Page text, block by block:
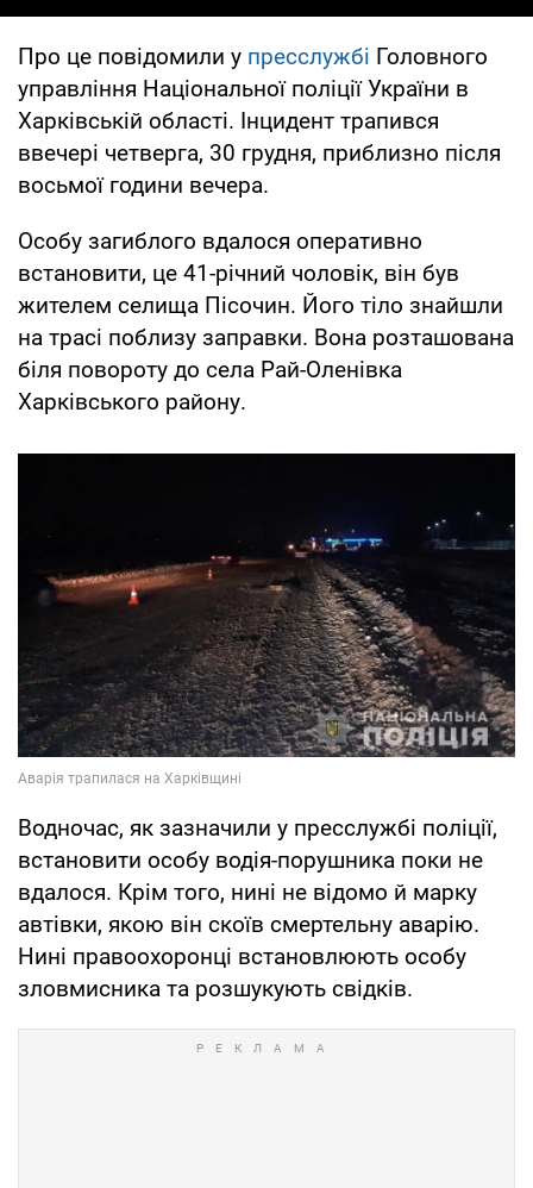
Про це повідомили у пресслужбі Головного
управління Національної поліції України в
Харківській області. Інцидент трапився
ввечері четверга, 30 грудня, приблизно після
восьмої години вечера.
Особу загиблого вдалося оперативно
встановити, це 41-річний чоловік, він був
жителем селища Пісочин. Його тіло знайшли
на трасі поблизу заправки. Вона розташована
біля повороту до села Рай-Оленівка
Харківського району.
Водночас, як зазначили у пресслужбі поліції,
встановити особу водія-порушника поки не
вдалося. Крім того, нині не відомо й марку
автівки, якою він скоїв смертельну аварію.
Нині правоохоронці встановлюють особу
зловмисника та розшукують свідків.